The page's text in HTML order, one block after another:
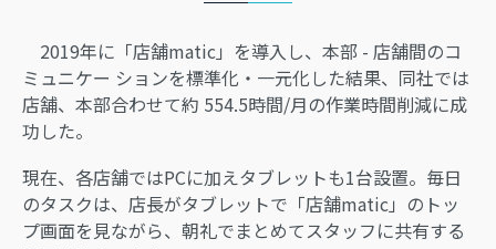
2019年に「店舗matic」を導入し、本部 - 店舗間のコ
ミュニケー ションを標準化・一元化した結果、同社では
店舗、本部合わせて約 554.5時間/月の作業時間削減に成
功した。
現在、各店舗ではPCに加えタブレットも1台設置。毎日
のタスクは、店長がタブレットで「店舗matic」のトッ
プ画面を見ながら、朝礼でまとめてスタッフに共有する